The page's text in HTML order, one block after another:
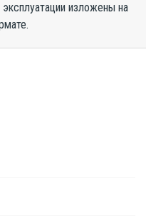
эксплуатации изложены на